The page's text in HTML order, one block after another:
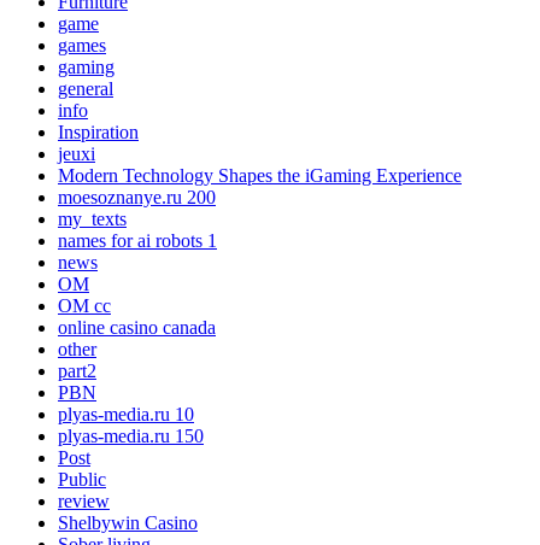
game
games
gaming
general
info
Inspiration
jeuxi
Modern Technology Shapes the iGaming Experience
moesoznanye.ru 200
my_texts
names for ai robots 1
news
OM
OM cc
online casino canada
other
part2
PBN
plyas-media.ru 10
plyas-media.ru 150
Post
Public
review
Shelbywin Casino